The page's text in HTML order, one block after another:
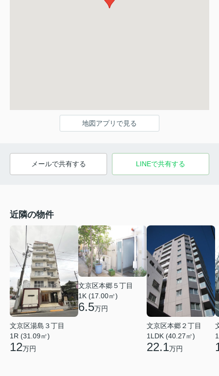
地図アプリで見る
メールで共有する LINEで共有する
近隣の物件
文京区湯島３丁目
1R (31.09㎡)
12万円
文京区本郷５丁目
1K (17.00㎡)
6.5万円
文京区本郷２丁目
1LDK (40.27㎡)
22.1万円